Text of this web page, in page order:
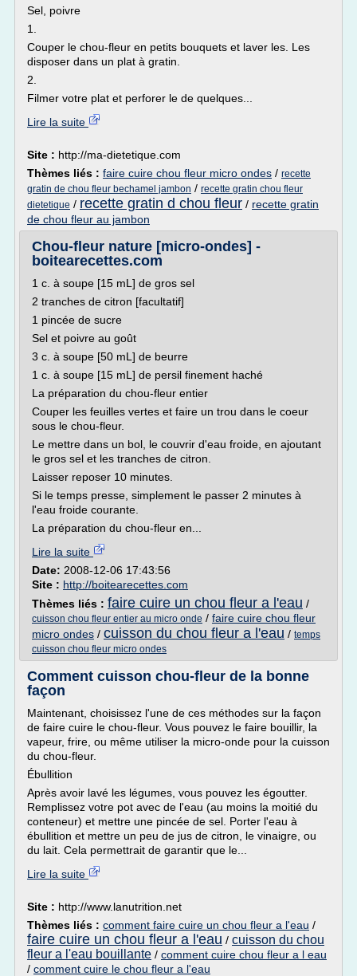
Sel, poivre
1.
Couper le chou-fleur en petits bouquets et laver les. Les
disposer dans un plat à gratin.
2.
Filmer votre plat et perforer le de quelques...
Lire la suite
Site : http://ma-dietetique.com
Thèmes liés : faire cuire chou fleur micro ondes / recette
gratin de chou fleur bechamel jambon / recette gratin chou fleur
dietetique / recette gratin d chou fleur / recette gratin
de chou fleur au jambon
Chou-fleur nature [micro-ondes] -
boitearecettes.com
1 c. à soupe [15 mL] de gros sel
2 tranches de citron [facultatif]
1 pincée de sucre
Sel et poivre au goût
3 c. à soupe [50 mL] de beurre
1 c. à soupe [15 mL] de persil finement haché
La préparation du chou-fleur entier
Couper les feuilles vertes et faire un trou dans le coeur
sous le chou-fleur.
Le mettre dans un bol, le couvrir d'eau froide, en ajoutant
le gros sel et les tranches de citron.
Laisser reposer 10 minutes.
Si le temps presse, simplement le passer 2 minutes à
l'eau froide courante.
La préparation du chou-fleur en...
Lire la suite
Date: 2008-12-06 17:43:56
Site : http://boitearecettes.com
Thèmes liés : faire cuire un chou fleur a l'eau /
cuisson chou fleur entier au micro onde / faire cuire chou fleur
micro ondes / cuisson du chou fleur a l'eau / temps
cuisson chou fleur micro ondes
Comment cuisson chou-fleur de la bonne
façon
Maintenant, choisissez l'une de ces méthodes sur la façon
de faire cuire le chou-fleur. Vous pouvez le faire bouillir, la
vapeur, frire, ou même utiliser la micro-onde pour la cuisson
du chou-fleur.
Ébullition
Après avoir lavé les légumes, vous pouvez les égoutter.
Remplissez votre pot avec de l'eau (au moins la moitié du
conteneur) et mettre une pincée de sel. Porter l'eau à
ébullition et mettre un peu de jus de citron, le vinaigre, ou
du lait. Cela permettrait de garantir que le...
Lire la suite
Site : http://www.lanutrition.net
Thèmes liés : comment faire cuire un chou fleur a l'eau /
faire cuire un chou fleur a l'eau / cuisson du chou
fleur a l'eau bouillante / comment cuire chou fleur a l eau
/ comment cuire le chou fleur a l'eau